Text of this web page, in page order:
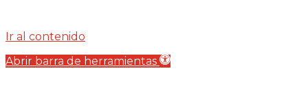
Ir al contenido
Abrir barra de herramientas